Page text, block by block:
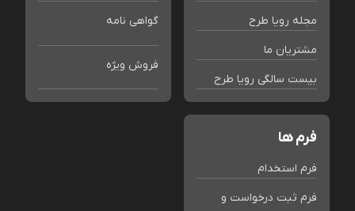
مجله رویا طرح
مشتریان ما
بیست سالگی رویا طرح
گواهی نامه
فروش ویژه
فرم ها
فرم استخدام
فرم ثبت درخواست و